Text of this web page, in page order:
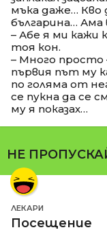
мъка даже… Кво
българина… Ама
– Абе я ми кажи
тоя кон.
– Много просто
първия път му
по голяма от
се пукна да се
му я показах…
НЕ
ЛЕКАРИ
Посещение